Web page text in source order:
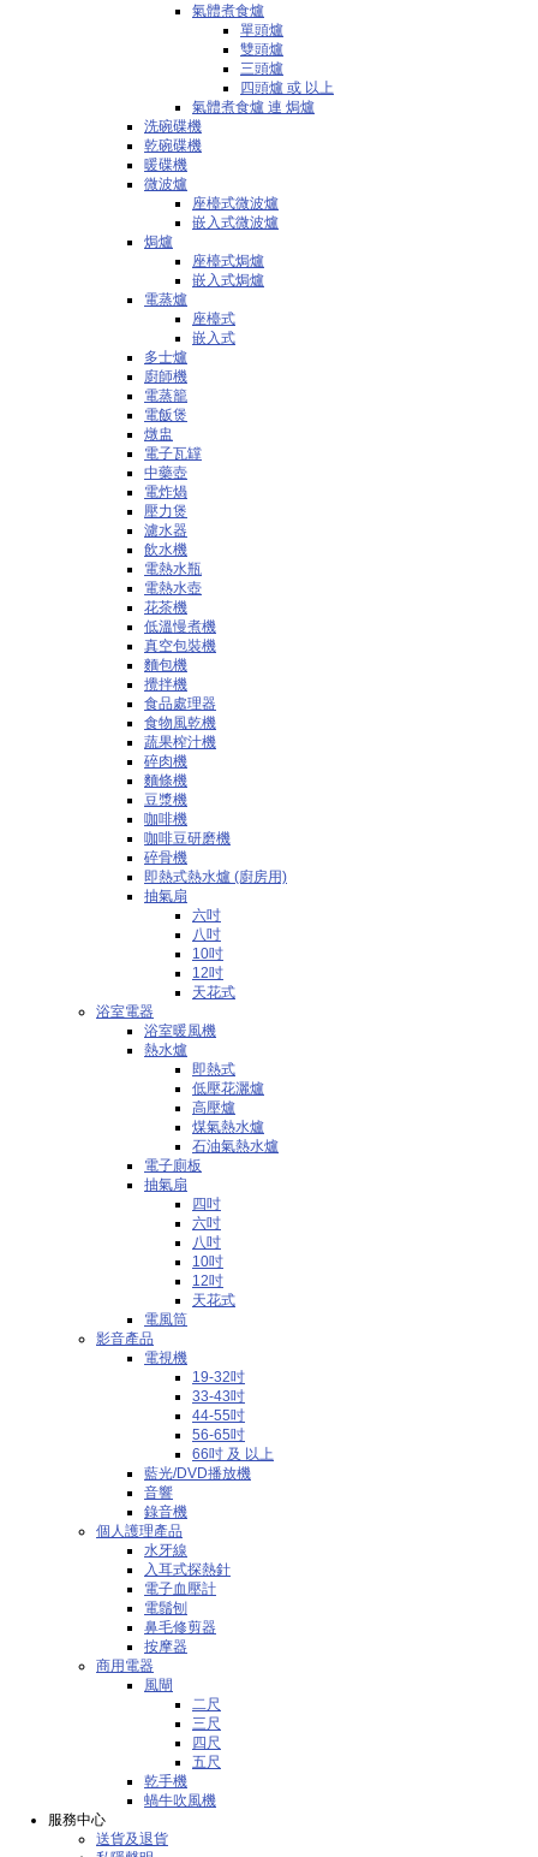
氣體煮食爐
單頭爐
雙頭爐
三頭爐
四頭爐 或 以上
氣體煮食爐 連 焗爐
洗碗碟機
乾碗碟機
暖碟機
微波爐
座檯式微波爐
嵌入式微波爐
焗爐
座檯式焗爐
嵌入式焗爐
電蒸爐
座檯式
嵌入式
多士爐
廚師機
電蒸籠
電飯煲
燉盅
電子瓦罉
中藥壺
電炸煱
壓力煲
濾水器
飲水機
電熱水瓶
電熱水壺
花茶機
低溫慢煮機
真空包裝機
麵包機
攪拌機
食品處理器
食物風乾機
蔬果榨汁機
碎肉機
麵條機
豆漿機
咖啡機
咖啡豆研磨機
碎骨機
即熱式熱水爐 (廚房用)
抽氣扇
六吋
八吋
10吋
12吋
天花式
浴室電器
浴室暖風機
熱水爐
即熱式
低壓花灑爐
高壓爐
煤氣熱水爐
石油氣熱水爐
電子廁板
抽氣扇
四吋
六吋
八吋
10吋
12吋
天花式
電風筒
影音產品
電視機
19-32吋
33-43吋
44-55吋
56-65吋
66吋 及 以上
藍光/DVD播放機
音響
錄音機
個人護理產品
水牙線
入耳式探熱針
電子血壓計
電鬚刨
鼻毛修剪器
按摩器
商用電器
風閘
二尺
三尺
四尺
五尺
乾手機
蝸牛吹風機
服務中心
送貨及退貨